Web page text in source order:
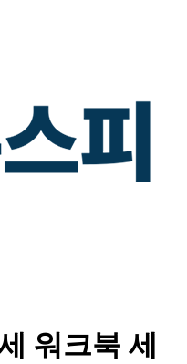
워크북 세